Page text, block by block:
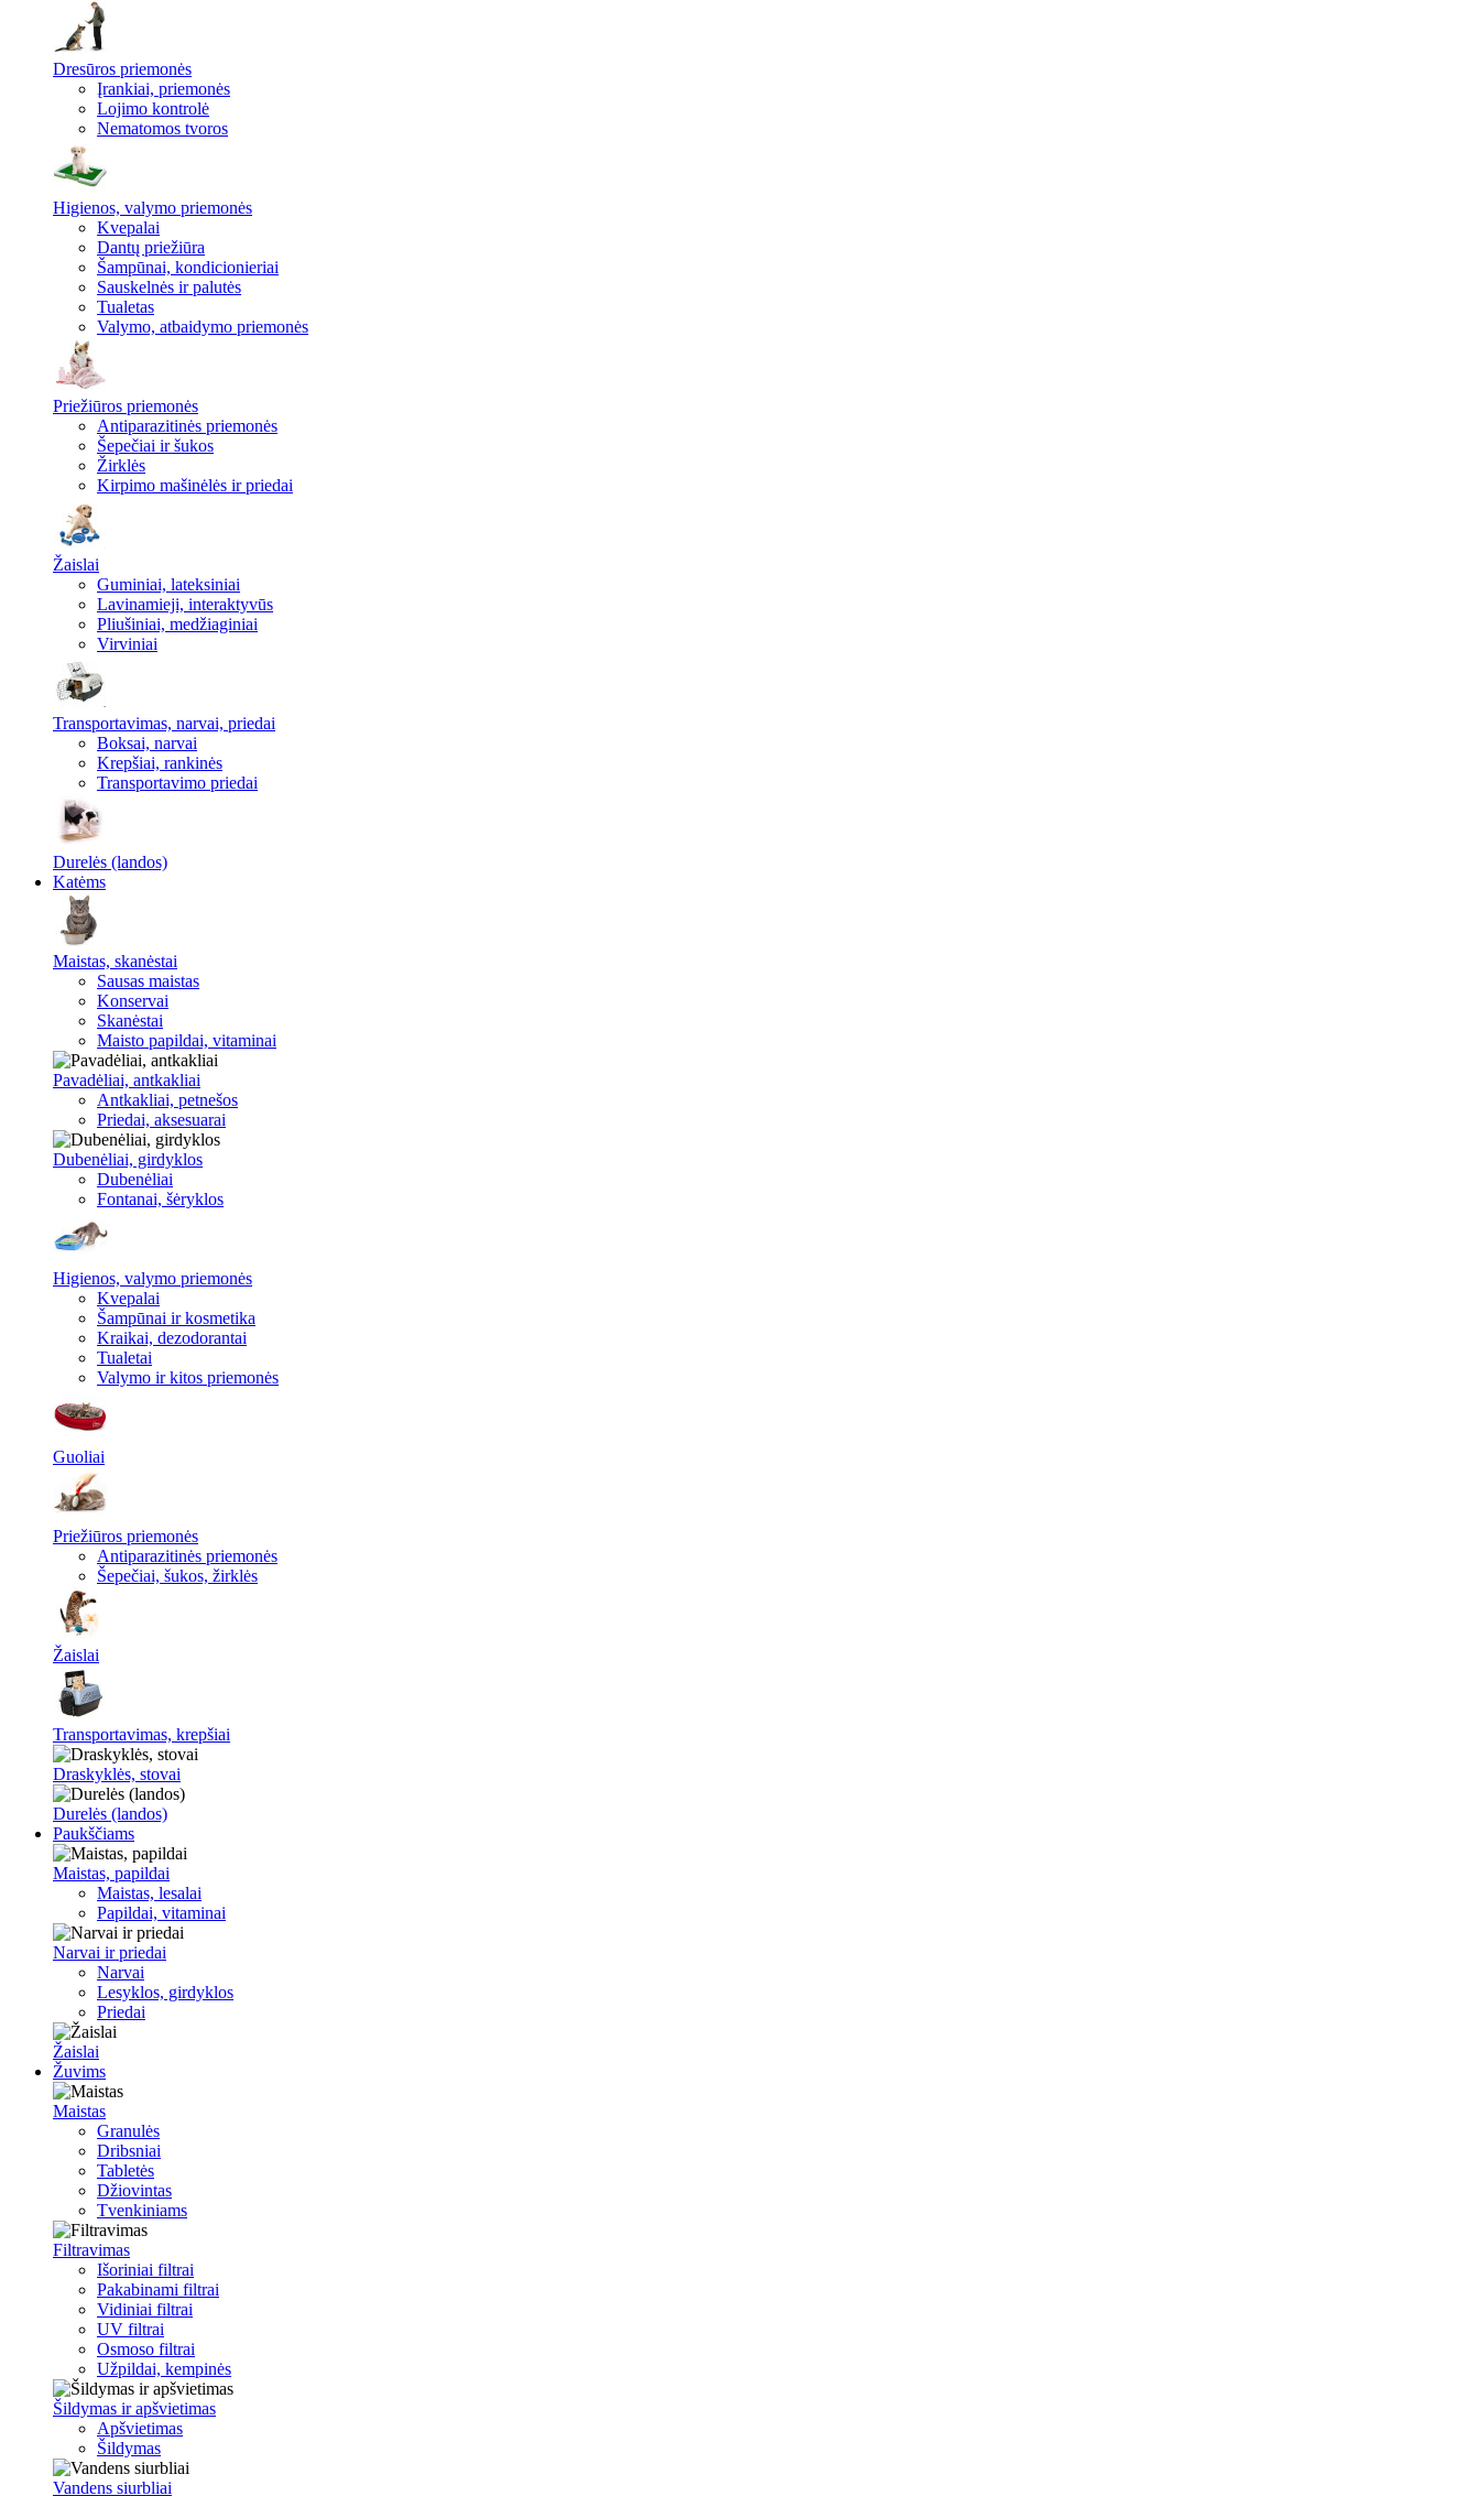
Dresūros priemonės
Įrankiai, priemonės
Lojimo kontrolė
Nematomos tvoros
Higienos, valymo priemonės
Kvepalai
Dantų priežiūra
Šampūnai, kondicionieriai
Sauskelnės ir palutės
Tualetas
Valymo, atbaidymo priemonės
Priežiūros priemonės
Antiparazitinės priemonės
Šepečiai ir šukos
Žirklės
Kirpimo mašinėlės ir priedai
Žaislai
Guminiai, lateksiniai
Lavinamieji, interaktyvūs
Pliušiniai, medžiaginiai
Virviniai
Transportavimas, narvai, priedai
Boksai, narvai
Krepšiai, rankinės
Transportavimo priedai
Durelės (landos)
Katėms
Maistas, skanėstai
Sausas maistas
Konservai
Skanėstai
Maisto papildai, vitaminai
Pavadėliai, antkakliai
Antkakliai, petnešos
Priedai, aksesuarai
Dubenėliai, girdyklos
Dubenėliai
Fontanai, šėryklos
Higienos, valymo priemonės
Kvepalai
Šampūnai ir kosmetika
Kraikai, dezodorantai
Tualetai
Valymo ir kitos priemonės
Guoliai
Priežiūros priemonės
Antiparazitinės priemonės
Šepečiai, šukos, žirklės
Žaislai
Transportavimas, krepšiai
Draskyklės, stovai
Durelės (landos)
Paukščiams
Maistas, papildai
Maistas, lesalai
Papildai, vitaminai
Narvai ir priedai
Narvai
Lesyklos, girdyklos
Priedai
Žaislai
Žuvims
Maistas
Granulės
Dribsniai
Tabletės
Džiovintas
Tvenkiniams
Filtravimas
Išoriniai filtrai
Pakabinami filtrai
Vidiniai filtrai
UV filtrai
Osmoso filtrai
Užpildai, kempinės
Šildymas ir apšvietimas
Apšvietimas
Šildymas
Vandens siurbliai